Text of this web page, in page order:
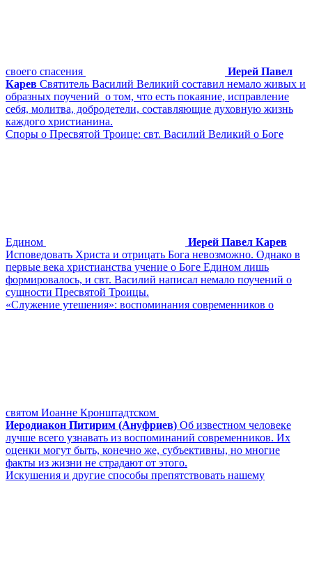
своего спасения
Иерей Павел
Карев Святитель Василий Великий составил немало живых и
образных поучений о том, что есть покаяние, исправление
себя, молитва, добродетели, составляющие духовную жизнь
каждого христианина.
Споры о Пресвятой Троице: свт. Василий Великий о Боге
Едином
Иерей Павел Карев
Исповедовать Христа и отрицать Бога невозможно. Однако в
первые века христианства учение о Боге Едином лишь
формировалось, и свт. Василий написал немало поучений о
сущности Пресвятой Троицы.
«Служение утешения»: воспоминания современников о
святом Иоанне Кронштадтском
Иеродиакон Питирим (Ануфриев) Об известном человеке
лучше всего узнавать из воспоминаний современников. Их
оценки могут быть, конечно же, субъективны, но многие
факты из жизни не страдают от этого.
Искушения и другие способы препятствовать нашему